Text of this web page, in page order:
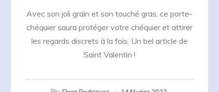
Avec son joli grain et son touché gras, ce porte-
chéquier saura protéger votre chéquier et attirer
les regards discrets à la fois. Un bel article de
Saint Valentin !